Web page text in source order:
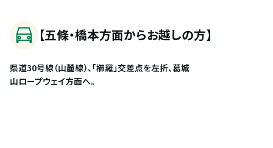
【五條・橋本方面からお越しの方】
県道30号線（山麓線）、「櫛羅」交差点を左折、葛城
山ロープウェイ方面へ。